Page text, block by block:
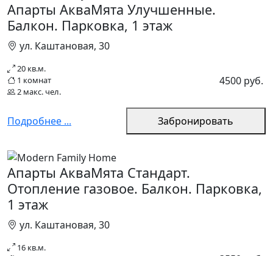
Апарты АкваМята Улучшенные.
Балкон. Парковка, 1 этаж
ул. Каштановая, 30
20 кв.м.
1 комнат
2 макс. чел.
4500 руб.
Подробнее ... Забронировать
Апарты АкваМята Стандарт.
Отопление газовое. Балкон. Парковка,
1 этаж
ул. Каштановая, 30
16 кв.м.